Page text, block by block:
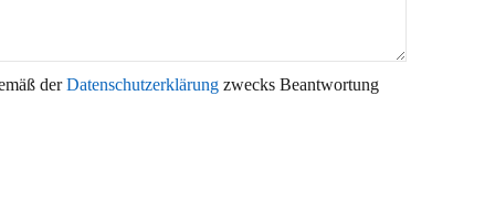
derDatenschutzerklärung zwecks Beantwortung